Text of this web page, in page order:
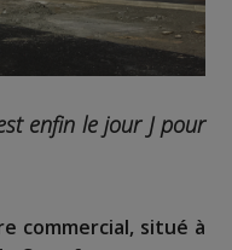
enfin le jour J pour
commercial, situé à